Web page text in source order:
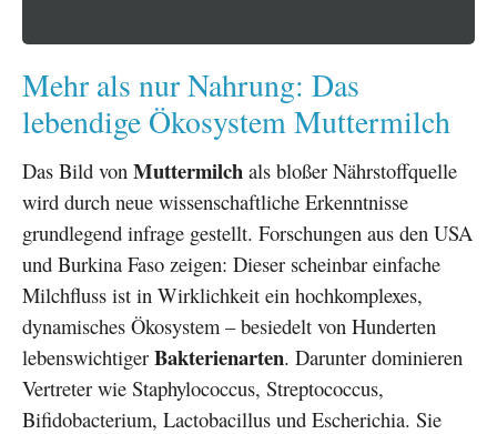
Mehr als nur Nahrung: Das
lebendige Ökosystem Muttermilch
Das Bild von Muttermilch als bloßer Nährstoffquelle
wird durch neue wissenschaftliche Erkenntnisse
grundlegend infrage gestellt. Forschungen aus den USA
und Burkina Faso zeigen: Dieser scheinbar einfache
Milchfluss ist in Wirklichkeit ein hochkomplexes,
dynamisches Ökosystem – besiedelt von Hunderten
lebenswichtiger Bakterienarten. Darunter dominieren
Vertreter wie Staphylococcus, Streptococcus,
Bifidobacterium, Lactobacillus und Escherichia. Sie